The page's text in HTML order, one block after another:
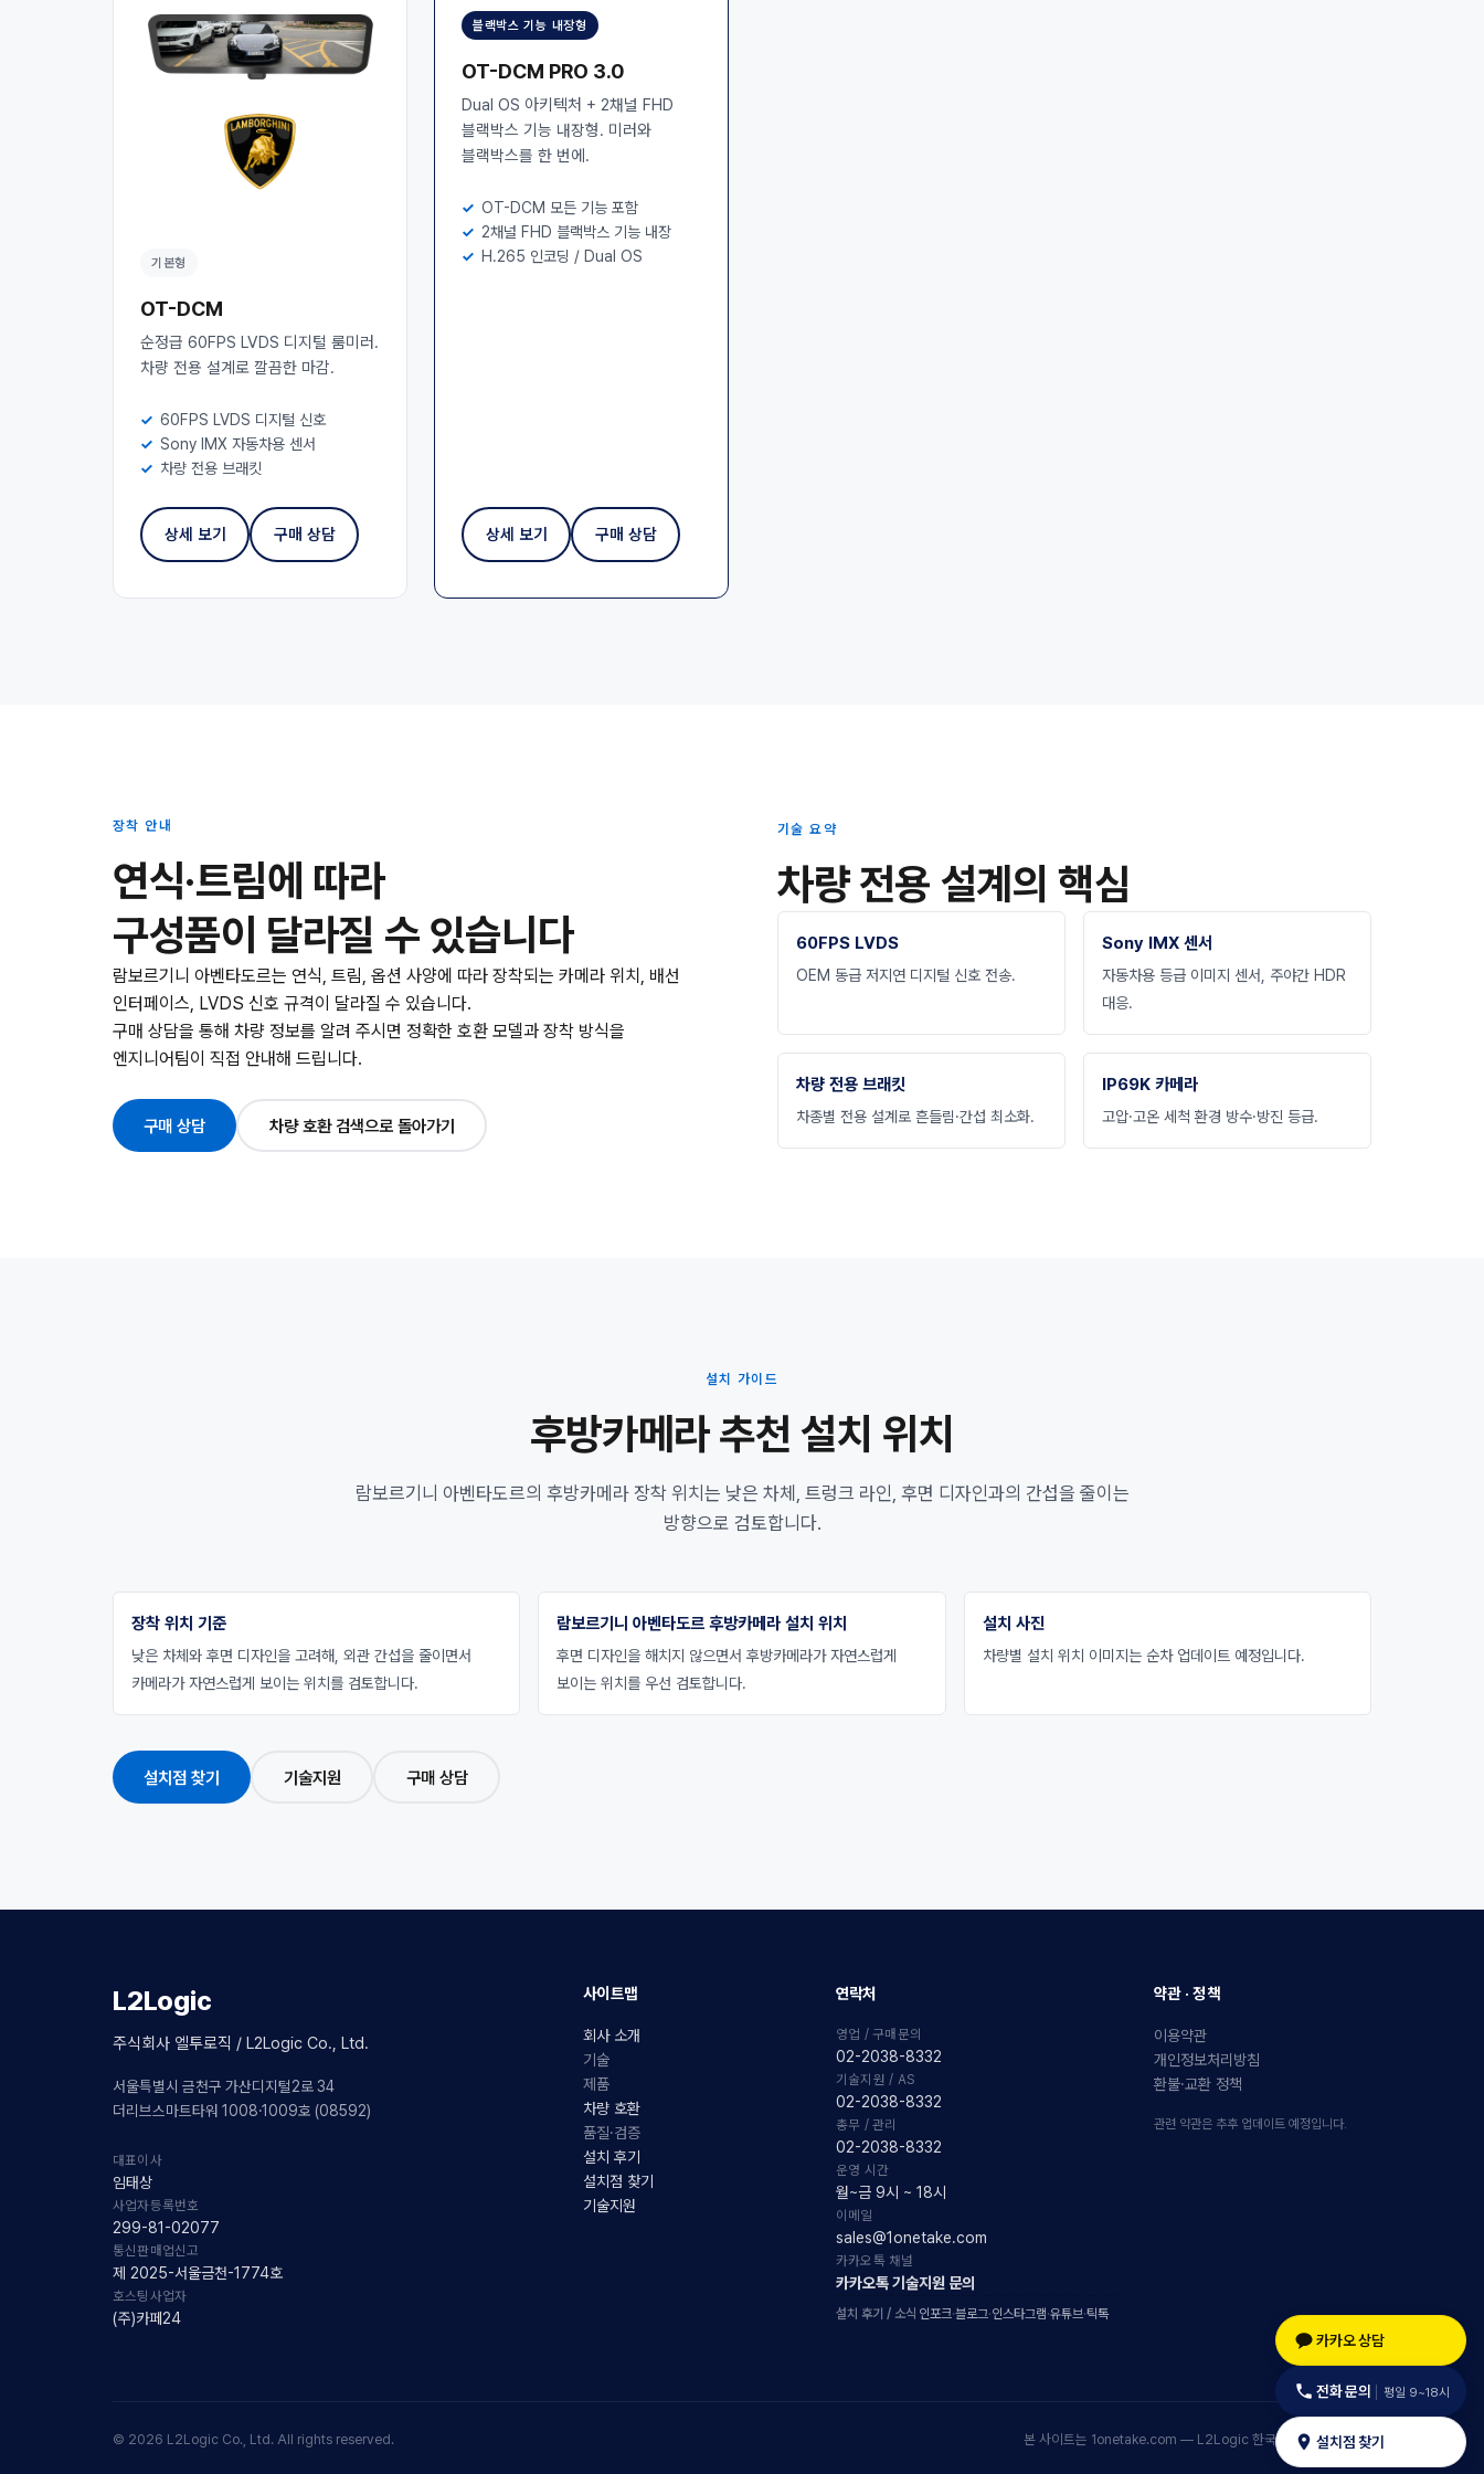
기본형
OT-DCM
순정급 60FPS LVDS 디지털 룸미러.
차량 전용 설계로 깔끔한 마감.
60FPS LVDS 디지털 신호
Sony IMX 자동차용 센서
차량 전용 브래킷
상세 보기 구매 상담
블랙박스 기능 내장형
OT-DCM PRO 3.0
Dual OS 아키텍처 + 2채널 FHD
블랙박스 기능 내장형. 미러와
블랙박스를 한 번에.
OT-DCM 모든 기능 포함
2채널 FHD 블랙박스 기능 내장
H.265 인코딩 / Dual OS
상세 보기 구매 상담
장착 안내
연식·트림에 따라
구성품이 달라질 수 있습니다
람보르기니 아벤타도르는 연식, 트림, 옵션 사양에 따라 장착되는 카메라 위치, 배선
인터페이스, LVDS 신호 규격이 달라질 수 있습니다.
구매 상담을 통해 차량 정보를 알려 주시면 정확한 호환 모델과 장착 방식을
엔지니어팀이 직접 안내해 드립니다.
구매 상담 차량 호환 검색으로 돌아가기
기술 요약
차량 전용 설계의 핵심
60FPS LVDS
OEM 동급 저지연 디지털 신호 전송.
Sony IMX 센서
자동차용 등급 이미지 센서, 주야간 HDR
대응.
차량 전용 브래킷
차종별 전용 설계로 흔들림·간섭 최소화.
IP69K 카메라
고압·고온 세척 환경 방수·방진 등급.
설치 가이드
후방카메라 추천 설치 위치
람보르기니 아벤타도르의 후방카메라 장착 위치는 낮은 차체, 트렁크 라인, 후면 디자인과의 간섭을 줄이는
방향으로 검토합니다.
장착 위치 기준
낮은 차체와 후면 디자인을 고려해, 외관 간섭을 줄이면서
카메라가 자연스럽게 보이는 위치를 검토합니다.
람보르기니 아벤타도르 후방카메라 설치 위치
후면 디자인을 해치지 않으면서 후방카메라가 자연스럽게
보이는 위치를 우선 검토합니다.
설치 사진
차량별 설치 위치 이미지는 순차 업데이트 예정입니다.
설치점 찾기 기술지원 구매 상담
L2Logic
주식회사 엘투로직 / L2Logic Co., Ltd.
서울특별시 금천구 가산디지털2로 34
더리브스마트타워 1008·1009호 (08592)
대표이사
임태상
사업자등록번호
299-81-02077
통신판매업신고
제 2025-서울금천-1774호
호스팅사업자
(주)카페24
사이트맵
회사 소개
기술
제품
차량 호환
품질·검증
설치 후기
설치점 찾기
기술지원
연락처
영업 / 구매문의
02-2038-8332
기술지원 / AS
02-2038-8332
총무 / 관리
02-2038-8332
운영 시간
월~금 9시 ~ 18시
이메일
sales@1onetake.com
카카오톡 채널
카카오톡 기술지원 문의
설치 후기 / 소식 인포크·블로그·인스타그램·유튜브·틱톡
약관 · 정책
이용약관
개인정보처리방침
환불·교환 정책
관련 약관은 추후 업데이트 예정입니다.
© 2026 L2Logic Co., Ltd. All rights reserved. 본 사이트는 1onetake.com — L2Logic 한국 공식 채널입니다.
카카오 상담
전화 문의 평일 9~18시
설치점 찾기